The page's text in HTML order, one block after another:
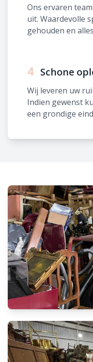
Ons ervaren
uit. Waardevolle
gehouden en
4 Schone
Wij leveren uw
Indien gewenst
een grondige